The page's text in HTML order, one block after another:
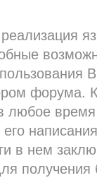
форума.
любое
в нем
получения